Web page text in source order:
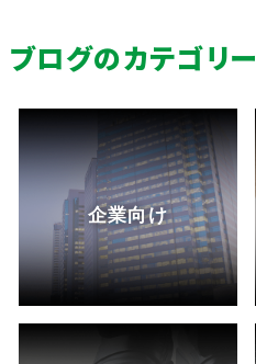
ブログのカテゴリー
企業向け